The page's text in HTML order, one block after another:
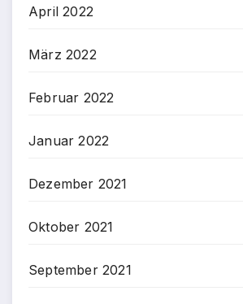
April 2022
März 2022
Februar 2022
Januar 2022
Dezember 2021
Oktober 2021
September 2021